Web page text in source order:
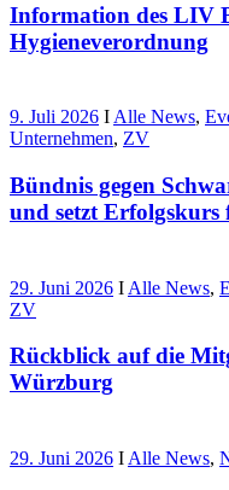
Information des LIV
Hygieneverordnung
9. Juli 2026 I Alle News,
Unternehmen, ZV
Bündnis gegen
und setzt Erfolgskurs
29. Juni 2026 I Alle News,
ZV
Rückblick auf die
Würzburg
29. Juni 2026 I Alle News,